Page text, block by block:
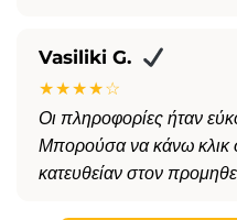
Vasiliki G.
★★★★☆
Οι πληροφορίες ήταν
Μπορούσα να κάνω κλικ
κατευθείαν στον